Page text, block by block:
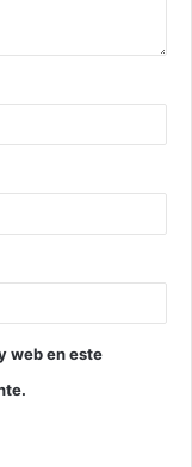
web en este